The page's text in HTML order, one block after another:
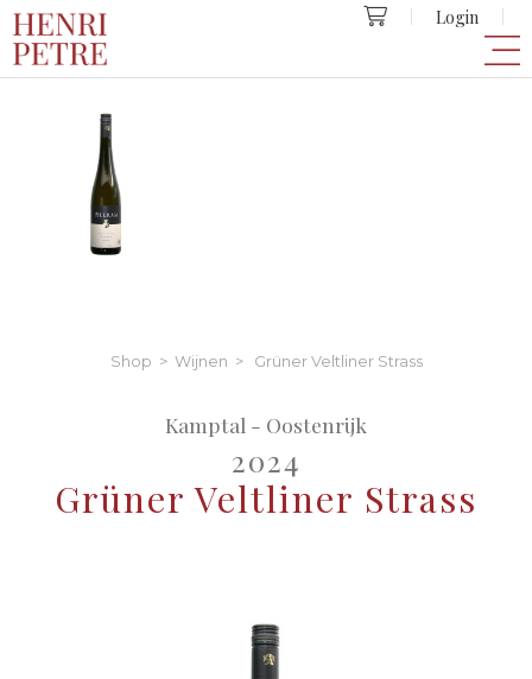
Login
Shop > Wijnen > Grüner Veltliner Strass
Kamptal - Oostenrijk
2024
Grüner Veltliner Strass